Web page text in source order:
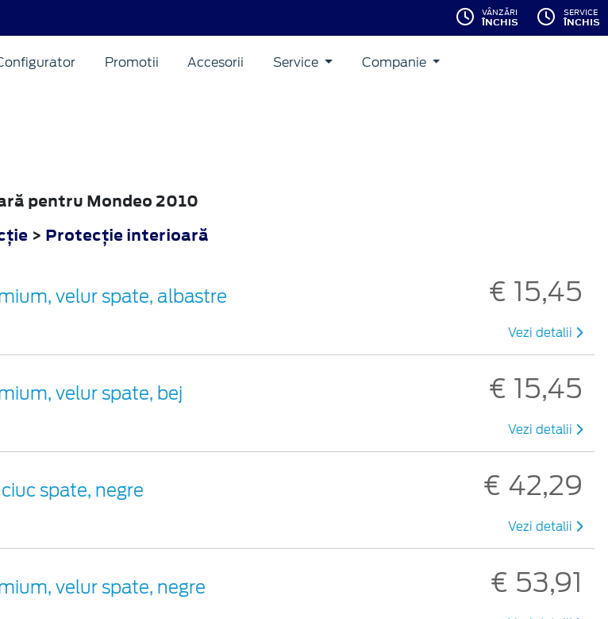
VÂNZĂRI
ÎNCHIS
SERVICE
ÎNCHIS
Promotii Accesorii Service Companie
pentru Mondeo 2010
> Protecţie interioară
velur spate, albastre € 15,45
Vezi detalii
velur spate, bej € 15,45
Vezi detalii
spate, negre € 42,29
Vezi detalii
velur spate, negre € 53,91